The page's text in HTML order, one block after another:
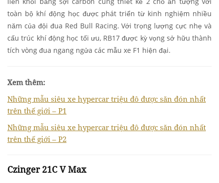
toàn bộ khí động học được phát triển từ kinh nghiệm nhiều
năm của đội đua Red Bull Racing. Với trọng lượng cực nhẹ và
cấu trúc khí động học tối ưu, RB17 được kỳ vọng sở hữu thành
tích vòng đua ngang ngửa các mẫu xe F1 hiện đại.
Xem thêm:
Những mẫu siêu xe hypercar triệu đô được săn đón nhất
trên thế giới – P1
Những mẫu siêu xe hypercar triệu đô được săn đón nhất
trên thế giới – P2
Czinger 21C V Max